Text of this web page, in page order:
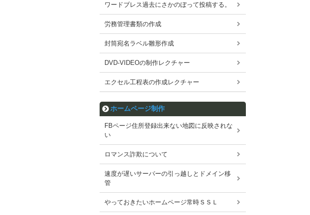
ワードブレス過去にさかのぼって投稿する。
労務管理書類の作成
封筒宛名ラベル雛形作成
DVD-VIDEOの制作レクチャー
エクセル工程表の作成レクチャー
ホームページ制作
FBページ住所登録出来ない地図に反映されな
い
ロマンス詐欺について
速度が遅いサーバーの引っ越しとドメイン移
管
やっておきたいホームページ常時ＳＳＬ